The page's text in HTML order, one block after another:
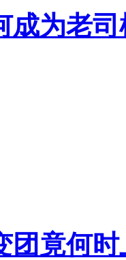
成为老司
团竟何时